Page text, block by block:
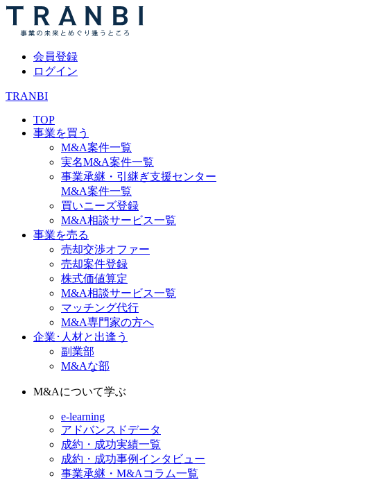
会員登録
ログイン
TRANBI
TOP
事業を買う
M&A案件一覧
実名M&A案件一覧
事業承継・引継ぎ支援センター
M&A案件一覧
買いニーズ登録
M&A相談サービス一覧
事業を売る
売却交渉オファー
売却案件登録
株式価値算定
M&A相談サービス一覧
マッチング代行
M&A専門家の方へ
企業･人材と出逢う
副業部
M&Aな部
M&Aについて学ぶ
e-learning
アドバンスドデータ
成約・成功実績一覧
成約・成功事例インタビュー
事業承継・M&Aコラム一覧